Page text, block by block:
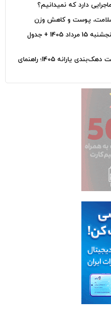
دارد که نمیدانیم؟
پوست و کاهش وزن
قیمت مرغ، ماهی و تخم مرغ امروز پنجشنبه 15 مرداد 1405 + جدول
استعلام کالابرگ الکترونیکی و وضعیت دهک‌بندی یارانه 1405؛ راهنمای